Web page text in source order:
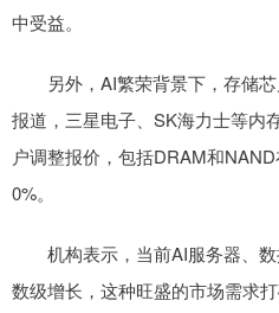
中受益。
另外，AI繁荣背景下，存储芯
报道，三星电子、SK海力士等内
户调整报价，包括DRAM和
0%。
机构表示，当前AI服务器、数
数级增长，这种旺盛的市场需求